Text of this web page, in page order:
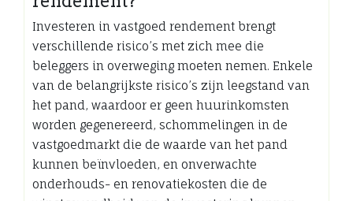
Investeren in vastgoed rendement brengt
verschillende risico’s met zich mee die
beleggers in overweging moeten nemen. Enkele
van de belangrijkste risico’s zijn leegstand van
het pand, waardoor er geen huurinkomsten
worden gegenereerd, schommelingen in de
vastgoedmarkt die de waarde van het pand
kunnen beïnvloeden, en onverwachte
onderhouds- en renovatiekosten die de